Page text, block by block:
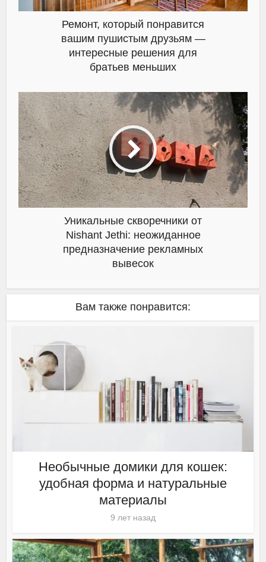
Ремонт, который понравится
вашим пушистым друзьям —
интересные решения для
братьев меньших
Уникальные скворечники от
Nishant Jethi: неожиданное
предназначение рекламных
вывесок
Вам также понравится:
Необычные домики для кошек:
удобная форма и натуральные
материалы
9 лет назад